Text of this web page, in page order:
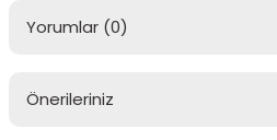
Yorumlar (0)
Önerileriniz